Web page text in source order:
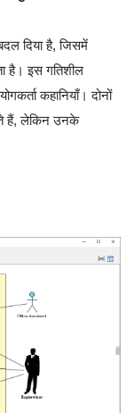
दिया है, जिसमें
है। इस गतिशील
कहानियाँ। दोनों
हैं, लेकिन उनके